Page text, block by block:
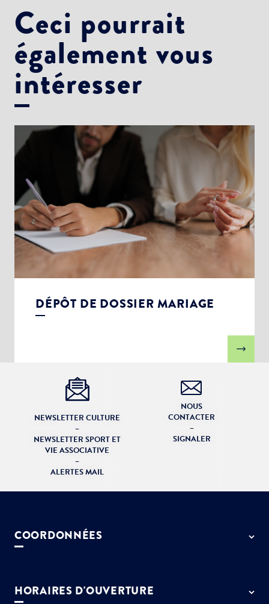
Ceci pourrait
également vous
intéresser
DÉPÔT DE DOSSIER MARIAGE
NEWSLETTER CULTURE
–
NEWSLETTER SPORT ET
VIE ASSOCIATIVE
–
ALERTES MAIL
NOUS
CONTACTER
–
SIGNALER
COORDONNÉES
01 64 13 55 55
HORAIRES D'OUVERTURE